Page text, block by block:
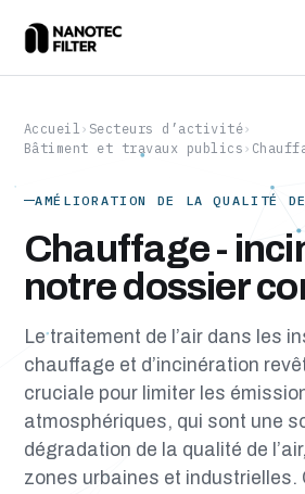
Accueil › Secteurs d’activité›
Bâtiment et travaux publics ›
AMÉLIORATION DE LA QUALITÉ
Chauffage -
notre dossier
Le traitement de l’air dans les
chauffage et d’incinération
cruciale pour limiter les
atmosphériques, qui sont une
dégradation de la qualité de
zones urbaines et